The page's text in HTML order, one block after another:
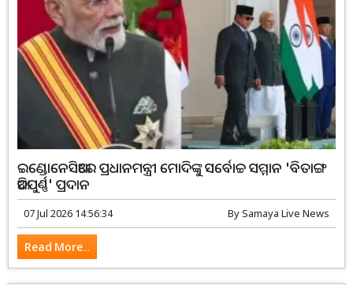
ଇଣ୍ଡୋନେସିଆରେ ପ୍ରଧାନମନ୍ତ୍ରୀ ମୋଦିଙ୍କୁ ସର୍ବୋଚ୍ଚ ସମ୍ମାନ 'ବିତାଙ୍ଗ
ଆଦିପୁର୍ଣ୍ଣ' ପ୍ରଦାନ
07 Jul 2026 14:56:34 BySamaya Live News
Read More...